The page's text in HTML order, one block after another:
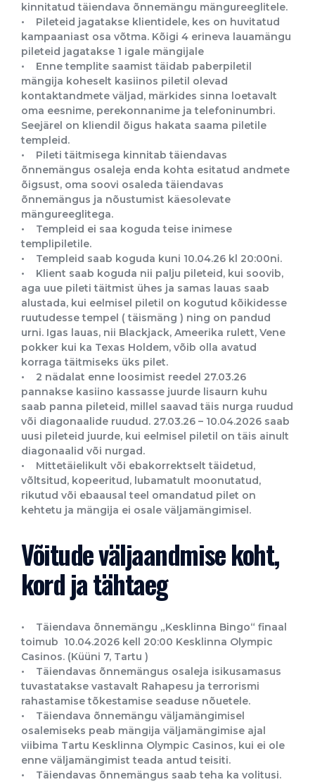
kinnitatud täiendava õnnemängu mängureeglitele.
• Pileteid jagatakse klientidele, kes on huvitatud
kampaaniast osa võtma. Kõigi 4 erineva lauamängu
pileteid jagatakse 1 igale mängijale
• Enne templite saamist täidab paberpiletil
mängija koheselt kasiinos piletil olevad
kontaktandmete väljad, märkides sinna loetavalt
oma eesnime, perekonnanime ja telefoninumbri.
Seejärel on kliendil õigus hakata saama piletile
templeid.
• Pileti täitmisega kinnitab täiendavas
õnnemängus osaleja enda kohta esitatud andmete
õigsust, oma soovi osaleda täiendavas
õnnemängus ja nõustumist käesolevate
mängureeglitega.
• Templeid ei saa koguda teise inimese
templipiletile.
• Templeid saab koguda kuni 10.04.26 kl 20:00ni.
• Klient saab koguda nii palju pileteid, kui soovib,
aga uue pileti täitmist ühes ja samas lauas saab
alustada, kui eelmisel piletil on kogutud kõikidesse
ruutudesse tempel ( täismäng ) ning on pandud
urni. Igas lauas, nii Blackjack, Ameerika rulett, Vene
pokker kui ka Texas Holdem, võib olla avatud
korraga täitmiseks üks pilet.
• 2 nädalat enne loosimist reedel 27.03.26
pannakse kasiino kassasse juurde lisaurn kuhu
saab panna pileteid, millel saavad täis nurga ruudud
või diagonaalide ruudud. 27.03.26 – 10.04.2026 saab
uusi pileteid juurde, kui eelmisel piletil on täis ainult
diagonaalid või nurgad.
• Mittetäielikult või ebakorrektselt täidetud,
võltsitud, kopeeritud, lubamatult moonutatud,
rikutud või ebaausal teel omandatud pilet on
kehtetu ja mängija ei osale väljamängimisel.
Võitude väljaandmise koht,
kord ja tähtaeg
• Täiendava õnnemängu „Kesklinna Bingo“ finaal
toimub 10.04.2026 kell 20:00 Kesklinna Olympic
Casinos. (Küüni 7, Tartu )
• Täiendavas õnnemängus osaleja isikusamasus
tuvastatakse vastavalt Rahapesu ja terrorismi
rahastamise tõkestamise seaduse nõuetele.
• Täiendava õnnemängu väljamängimisel
osalemiseks peab mängija väljamängimise ajal
viibima Tartu Kesklinna Olympic Casinos, kui ei ole
enne väljamängimist teada antud teisiti.
• Täiendavas õnnemängus saab teha ka volitusi.